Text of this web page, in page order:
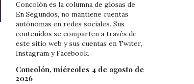
Concolón es la columna de glosas de
En Segundos, no mantiene cuentas
autónomas en redes sociales. Sus
contenidos se comparten a través de
este sitio web y sus cuentas en Twiter,
Instagram y Facebook.
Concolón, miércoles 4 de agosto de
2026